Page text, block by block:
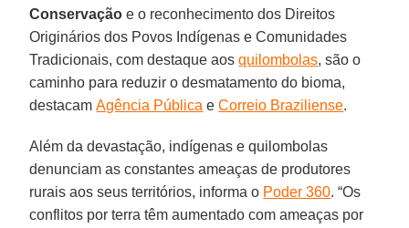
Conservação e o reconhecimento dos Direitos
Originários dos Povos Indígenas e Comunidades
Tradicionais, com destaque aosquilombolas, são o
caminho para reduzir o desmatamento do bioma,
destacamAgência Pública eCorreio Braziliense.
Além da devastação, indígenas e quilombolas
denunciam as constantes ameaças de produtores
rurais aos seus territórios, informa o Poder 360. “Os
conflitos por terra têm aumentado com ameaças por